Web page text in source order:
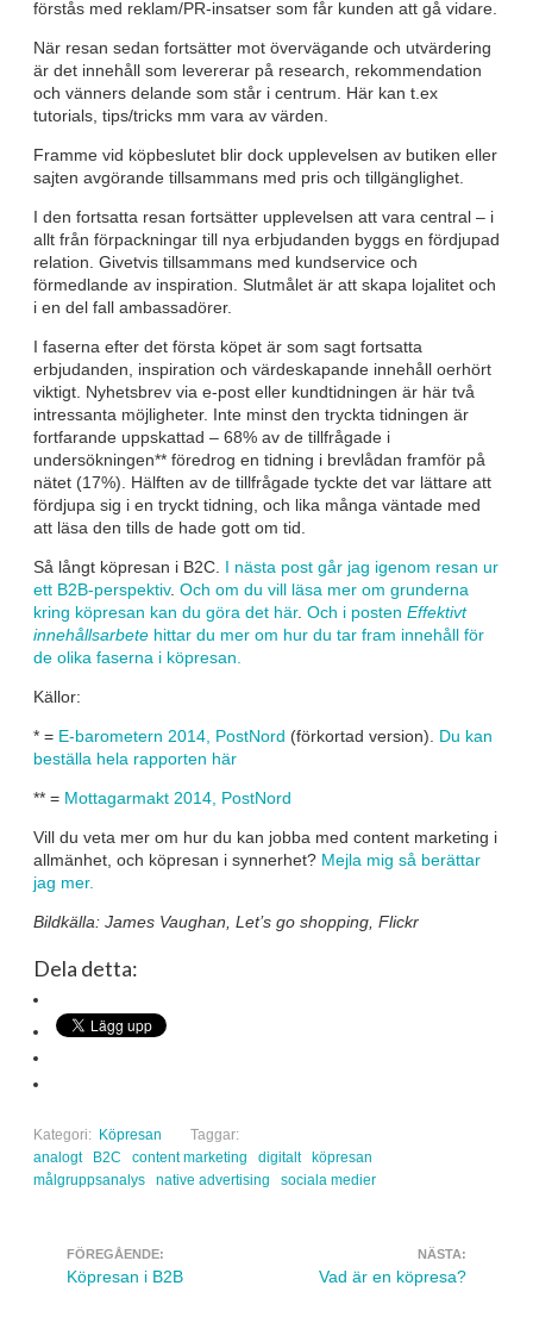
förstås med reklam/PR-insatser som får kunden att gå vidare.
När resan sedan fortsätter mot övervägande och utvärdering
är det innehåll som levererar på research, rekommendation
och vänners delande som står i centrum. Här kan t.ex
tutorials, tips/tricks mm vara av värden.
Framme vid köpbeslutet blir dock upplevelsen av butiken eller
sajten avgörande tillsammans med pris och tillgänglighet.
I den fortsatta resan fortsätter upplevelsen att vara central – i
allt från förpackningar till nya erbjudanden byggs en fördjupad
relation. Givetvis tillsammans med kundservice och
förmedlande av inspiration. Slutmålet är att skapa lojalitet och
i en del fall ambassadörer.
I faserna efter det första köpet är som sagt fortsatta
erbjudanden, inspiration och värdeskapande innehåll oerhört
viktigt. Nyhetsbrev via e-post eller kundtidningen är här två
intressanta möjligheter. Inte minst den tryckta tidningen är
fortfarande uppskattad – 68% av de tillfrågade i
undersökningen** föredrog en tidning i brevlådan framför på
nätet (17%). Hälften av de tillfrågade tyckte det var lättare att
fördjupa sig i en tryckt tidning, och lika många väntade med
att läsa den tills de hade gott om tid.
Så långt köpresan i B2C. I nästa post går jag igenom resan ur
ett B2B-perspektiv. Och om du vill läsa mer om grunderna
kring köpresan kan du göra det här. Och i posten Effektivt
innehållsarbete hittar du mer om hur du tar fram innehåll för
de olika faserna i köpresan.
Källor:
* = E-barometern 2014, PostNord (förkortad version). Du kan
beställa hela rapporten här
** = Mottagarmakt 2014, PostNord
Vill du veta mer om hur du kan jobba med content marketing i
allmänhet, och köpresan i synnerhet? Mejla mig så berättar
jag mer.
Bildkälla: James Vaughan, Let’s go shopping, Flickr
Dela detta:
Kategori: Köpresan
Taggar:
analogt
B2C content marketing digitalt
köpresan
målgruppsanalys
native advertising sociala medier
Navigera inlägg
FÖREGÅENDE:
Köpresan i B2B
NÄSTA:
Vad är en köpresa?